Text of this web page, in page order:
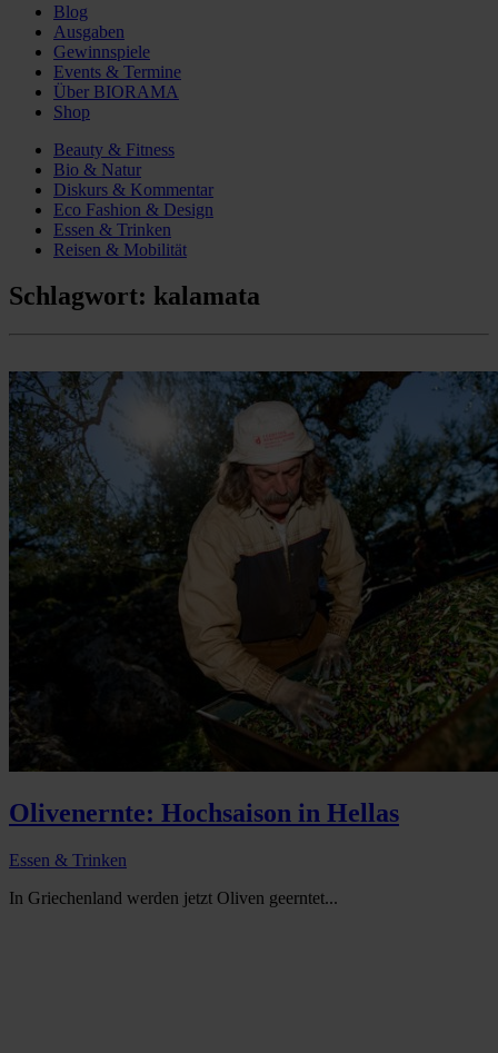
Blog
Ausgaben
Gewinnspiele
Events & Termine
Über BIORAMA
Shop
Beauty & Fitness
Bio & Natur
Diskurs & Kommentar
Eco Fashion & Design
Essen & Trinken
Reisen & Mobilität
Schlagwort: kalamata
Olivenernte: Hochsaison in Hellas
Essen & Trinken
In Griechenland werden jetzt Oliven geerntet...